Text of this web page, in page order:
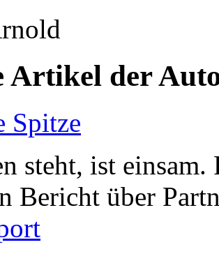
Artikel der
Spitze
steht, ist
Bericht über